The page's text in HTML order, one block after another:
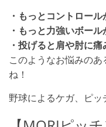
・もっとコントロー
・もっと力強いボー
・投げると肩や肘に
このようなお悩みの
ね！
野球によるケガ、ピ